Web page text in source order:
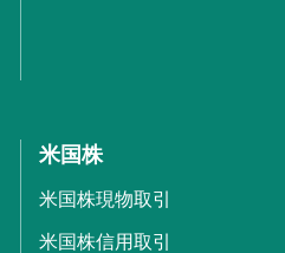
米国株
米国株現物取引
米国株信用取引